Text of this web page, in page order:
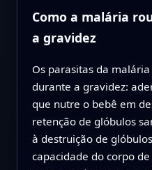
Como a malária
a gravidez
Os parasitas da
durante a gravidez:
que nutre o bebê em
retenção de glóbulos
à destruição de
capacidade do corpo